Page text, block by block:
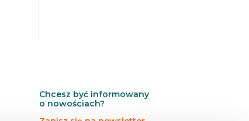
Chcesz być informowany
o nowościach?